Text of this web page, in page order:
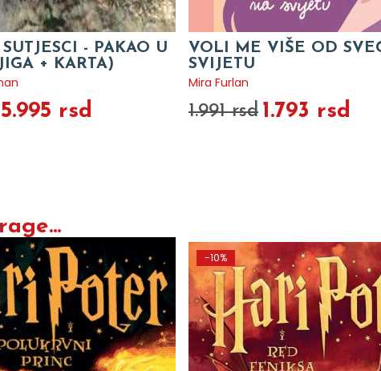
- PAKAO U
+ KARTA)
5.995 rsd
VOLI ME VIŠE OD
SVIJETU
Mira Furlan
1.991 rsd 1.793 rsd
-10%